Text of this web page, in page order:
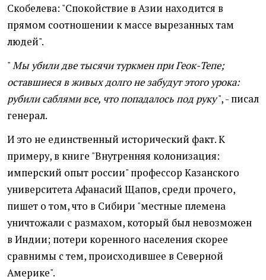
Скобелева: "Спокойствие в Азии находится в
прямом соотношении к массе вырезанных там
людей".
"Мы убили две тысячи туркмен при Геок-Тепе;
оставшиеся в живых долго не забудут этого урока:
рубили саблями все, что попадалось под руку", - писал
генерал.
И это не единственный исторический факт. К
примеру, в книге "Внутренняя колонизация:
имперский опыт россии" профессор Казанского
университета Афанасий Щапов, среди прочего,
пишет о том, что в Сибири "местные племена
уничтожали с размахом, который был невозможен
в Индии; потери коренного населения скорее
сравнимы с тем, происходившее в Северной
Америке".